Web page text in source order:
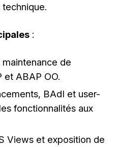
:
de
et ABAP OO.
BAdI et user-
fonctionnalités aux
Views et exposition de